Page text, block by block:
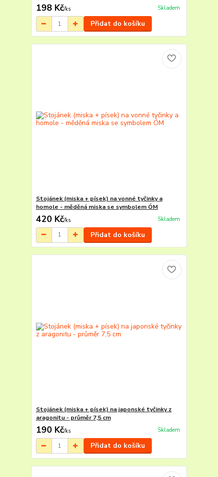
198 Kč/ks Skladem
Přidat do košíku
Stojánek (miska + písek) na vonné tyčinky a
homole - měděná miska se symbolem ÓM
420 Kč/ks Skladem
Přidat do košíku
Stojánek (miska + písek) na japonské tyčinky z
aragonitu - průměr 7,5 cm
190 Kč/ks Skladem
Přidat do košíku